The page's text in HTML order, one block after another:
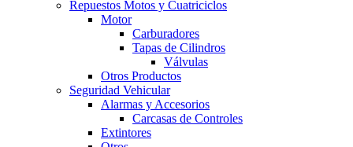
Repuestos Motos y Cuatriciclos
Motor
Carburadores
Tapas de Cilindros
Válvulas
Otros Productos
Seguridad Vehicular
Alarmas y Accesorios
Carcasas de Controles
Extintores